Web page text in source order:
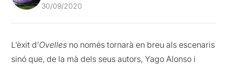
30/09/2020
L’èxit d’Ovelles no només tornarà en breu als escenaris
sinó que, de la mà dels seus autors, Yago Alonso i